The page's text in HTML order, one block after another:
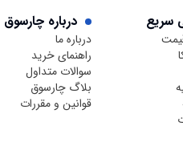
سریع درباره چارسوق
درباره ما
راهنمای خرید
سوالات متداول
بلاگ چارسوق
قوانین و مقررات